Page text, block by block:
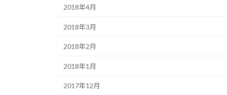
2018年4月
2018年3月
2018年2月
2018年1月
2017年12月